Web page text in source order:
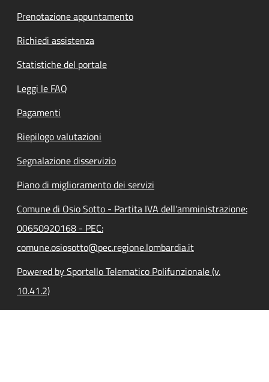
Prenotazione appuntamento
Richiedi assistenza
Statistiche del portale
Leggi le FAQ
Pagamenti
Riepilogo valutazioni
Segnalazione disservizio
Piano di miglioramento dei servizi
Comune di Osio Sotto - Partita IVA dell'amministrazione:
00650920168 - PEC:
comune.osiosotto@pec.regione.lombardia.it
Powered by Sportello Telematico Polifunzionale (v.
10.41.2)